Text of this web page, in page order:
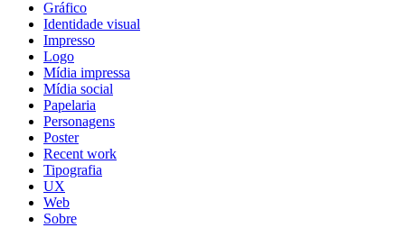
Gráfico
Identidade visual
Impresso
Logo
Mídia impressa
Mídia social
Papelaria
Personagens
Poster
Recent work
Tipografia
UX
Web
Sobre